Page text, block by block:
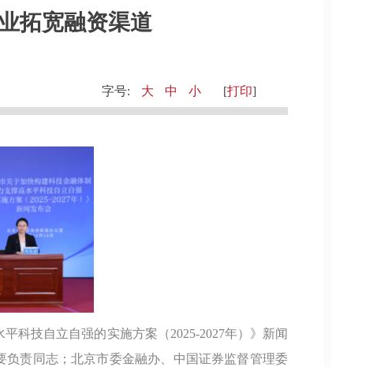
拓宽融资渠道
字号: 大 中 小 [打印]
科技自立自强的实施方案（2025-2027年）》新闻
责同志；北京市委金融办、中国证券监督管理委